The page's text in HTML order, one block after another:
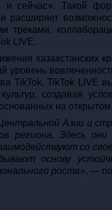
и сейчас». Такой
расширяет
треками,
LIVE.
казахстанских
уровень
TikTok. TikTok LIVE
создавая
на открытом
Азии и
региона. Здесь
со
основу
роста», —